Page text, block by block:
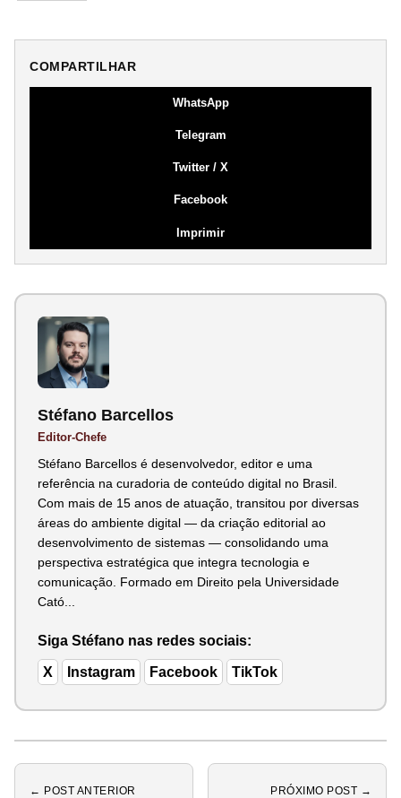
COMPARTILHAR
WhatsApp
Telegram
Twitter / X
Facebook
Imprimir
Stéfano Barcellos
Editor-Chefe
Stéfano Barcellos é desenvolvedor, editor e uma
referência na curadoria de conteúdo digital no Brasil.
Com mais de 15 anos de atuação, transitou por diversas
áreas do ambiente digital — da criação editorial ao
desenvolvimento de sistemas — consolidando uma
perspectiva estratégica que integra tecnologia e
comunicação. Formado em Direito pela Universidade
Cató...
Siga Stéfano nas redes sociais:
X Instagram Facebook TikTok
← POST ANTERIOR PRÓXIMO POST →